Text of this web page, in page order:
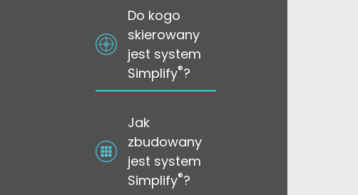
Do kogo
skierowany
jest system
Simplify®?
Jak
zbudowany
jest system
Simplify®?